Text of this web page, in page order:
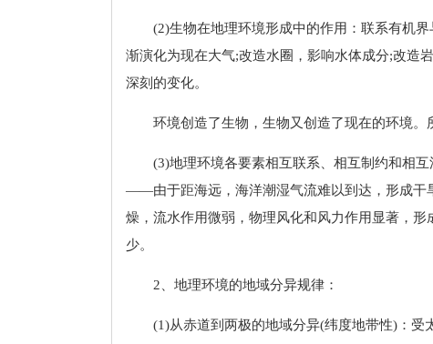
(2)生物在地理环境形成中的作用：联系有机
渐演化为现在大气;改造水圈，影响水体成分;改造
深刻的变化。
环境创造了生物，生物又创造了现在的环境
(3)地理环境各要素相互联系、相互制约和相
——由于距海远，海洋潮湿气流难以到达，形成
燥，流水作用微弱，物理风化和风力作用显著，
少。
2、地理环境的地域分异规律：
(1)从赤道到两极的地域分异(纬度地带性)：